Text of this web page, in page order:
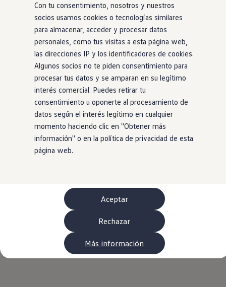
Con tu consentimiento, nosotros y nuestros
socios usamos cookies o tecnologías similares
para almacenar, acceder y procesar datos
personales, como tus visitas a esta página web,
las direcciones IP y los identificadores de cookies.
Algunos socios no te piden consentimiento para
procesar tus datos y se amparan en su legítimo
interés comercial. Puedes retirar tu
consentimiento u oponerte al procesamiento de
datos según el interés legítimo en cualquier
momento haciendo clic en ''Obtener más
información'' o en la política de privacidad de esta
página web.
Aceptar
Rechazar
Más información
Buscador de Concesionarios
Atención al cliente
Accesorios
Guía de mantenimiento
Información Útil
Viajar en coche
WLTP
Aceite y líquidos
EA189
Etiquetado de neumáticos UE - Volkswagen
Reciclaje Volkswagen Canarias
Servicios de mantenimiento
Garantía Volkswagen
Homologaciones y certificados de conformidad
Información sobre el apagón de redes 2G-3G
Recambios
Recambios reconstruidos
Neumáticos
Modelos antiguos
Servicio para vehículos eléctricos
myVolkswagen
Ayuda con aplicaciones y servicios digitales
Navigation Map Update
Extras digitales
Actualizaciones del software, los mapas y las
Buscar servicios para tu modelo